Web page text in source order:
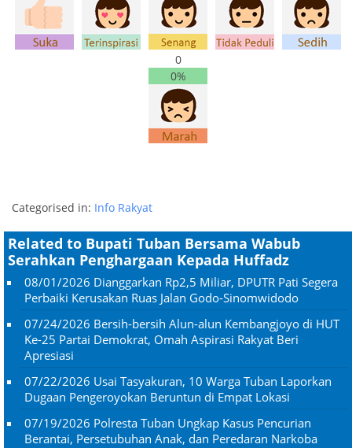
0
0%
Categorised in: Info Rakyat
Related to Bupati Tuban Bersama Wabub
Serahkan Penghargaan Kepada Huffadz
08/01/2026 Dianggarkan Rp2,5 Miliar, DPUTR Pati Segera
Perbaiki Kerusakan Ruas Jalan Godo-Sinomwidodo
07/24/2026 Bersih-bersih Alun-alun Kembangjoyo di HUT
Ke-25 Partai Demokrat, Omah Aspirasi Rakyat Beri
Apresiasi
07/22/2026 Usai Tasyakuran, 10 Warga Tuban Laporkan
Dugaan Pengeroyokan Beruntun di Empat Lokasi
07/19/2026 Polresta Tuban Ungkap Kasus Pencurian
Berantai, Persetubuhan Anak, dan Peredaran Narkoba